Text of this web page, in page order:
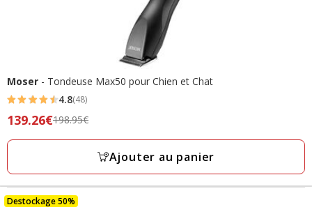
Moser - Tondeuse Max50 pour Chien et Chat
4.8
étoiles
avec
avis
4.8(48)
Prix
précédent
prix
final
139.26€
139.26€198.95€
Ajouter au panier
Destockage 50%